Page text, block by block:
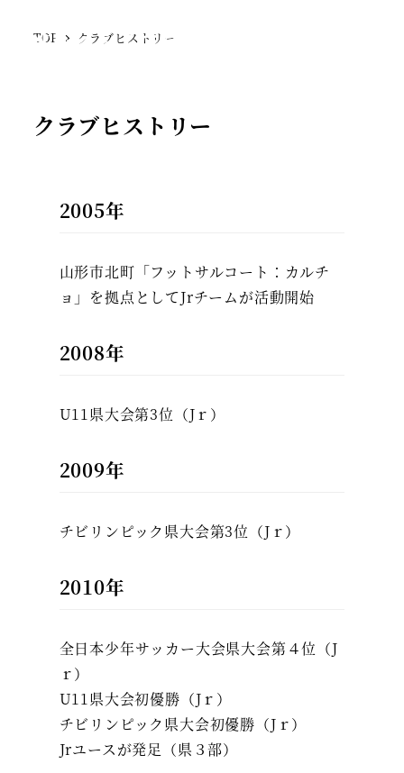
SFCジェラーレ
TOP クラブヒストリー
クラブヒストリー
2005年
山形市北町「フットサルコート：カルチ
ョ」を拠点としてJrチームが活動開始
2008年
U11県大会第3位（Jｒ）
2009年
チビリンピック県大会第3位（Jｒ）
2010年
全日本少年サッカー大会県大会第４位（J
ｒ）
U11県大会初優勝（Jｒ）
チビリンピック県大会初優勝（Jｒ）
Jrユースが発足（県３部）